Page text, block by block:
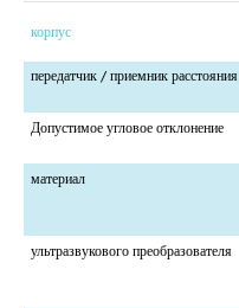
корпус
передатчик / приемник расстояния
Допустимое угловое отклонение
материал
ультразвукового преобразователя